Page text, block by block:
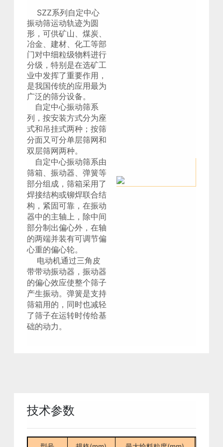
SZZ系列自定中心
振动筛运动轨迹为圆
形，可供矿山、煤炭、
冶金、建材、化工等部
门对中细粒级物料进行
分级， 特别是在选矿工
业中发挥了重要作用，
是我国传统的应用最为
广泛的筛分设备。
自定中心振动筛系
列，按安装方式分为座
式和吊挂式两种；按筛
分面又可分单层筛网和
双层筛网两种。
自定中心振动筛系由
筛箱、振动器、弹簧等
部分组成，筛箱采用了
焊接结构或铆焊联合结
构，紧固可靠， 在振动
器中的主轴上，除中间
部分制出偏心外，在轴
的两端并装有可调节偏
心重的偏心轮。
电动机通过三角皮
带带动振动器， 振动器
的偏心效应使整个筛子
产生振动。弹簧是支持
筛箱用的，同时也减轻
了筛子在运转时传给基
础的动力。
技术参数